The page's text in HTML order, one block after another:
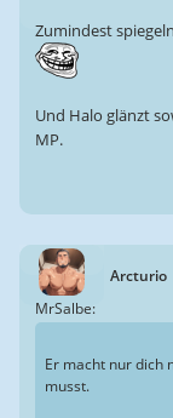
Zumindest
Und Halo glänzt
MP.
Arcturio
MrSalbe:
Er macht nur dich
musst.